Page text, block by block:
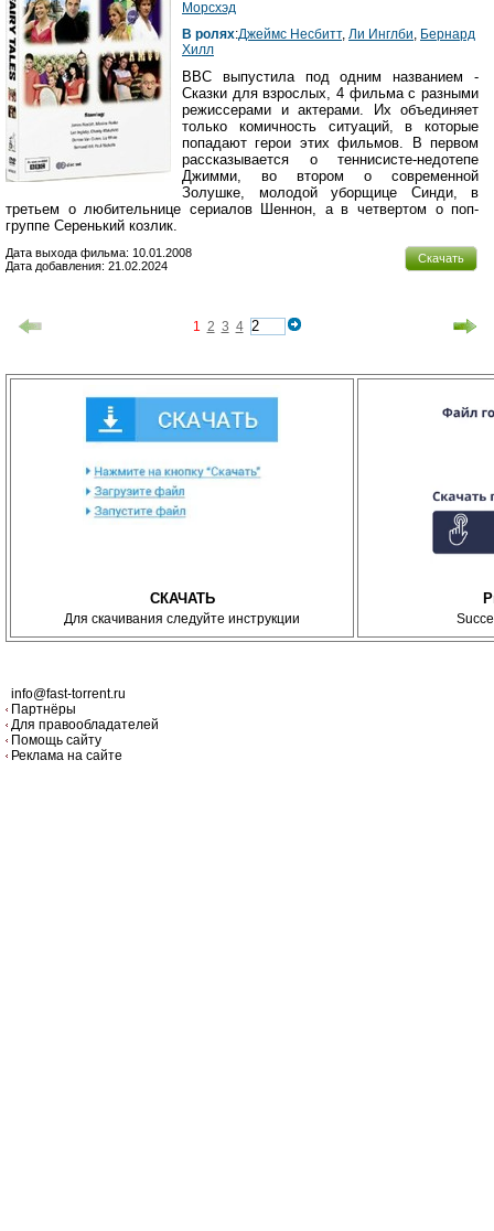
Морсхэд
В ролях:Джеймс Несбитт, Ли Инглби, Бернард
Хилл
ВВС выпустила под одним названием -
Сказки для взрослых, 4 фильма с разными
режиссерами и актерами. Их объединяет
только комичность ситуаций, в которые
попадают герои этих фильмов. В первом
рассказывается о теннисисте-недотепе
Джимми, во втором о современной
Золушке, молодой уборщице Синди, в
третьем о любительнице сериалов Шеннон, а в четвертом о поп-
группе Серенький козлик.
Скачать
Дата выхода фильма: 10.01.2008
Дата добавления: 21.02.2024
1 2 3 4
СКАЧАТЬ
Для скачивания следуйте инструкции
info@fast-torrent.ru
Партнёры
Для правообладателей
Помощь сайту
Реклама на сайте